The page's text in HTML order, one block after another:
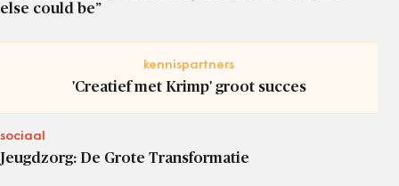
else could be”
kennispartners
'Creatief met Krimp' groot succes
sociaal
Jeugdzorg: De Grote Transformatie